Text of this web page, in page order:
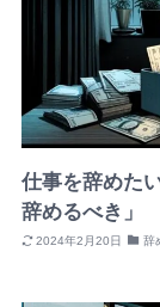
仕事を辞めた
辞めるべき」
2024年2月20日 辞